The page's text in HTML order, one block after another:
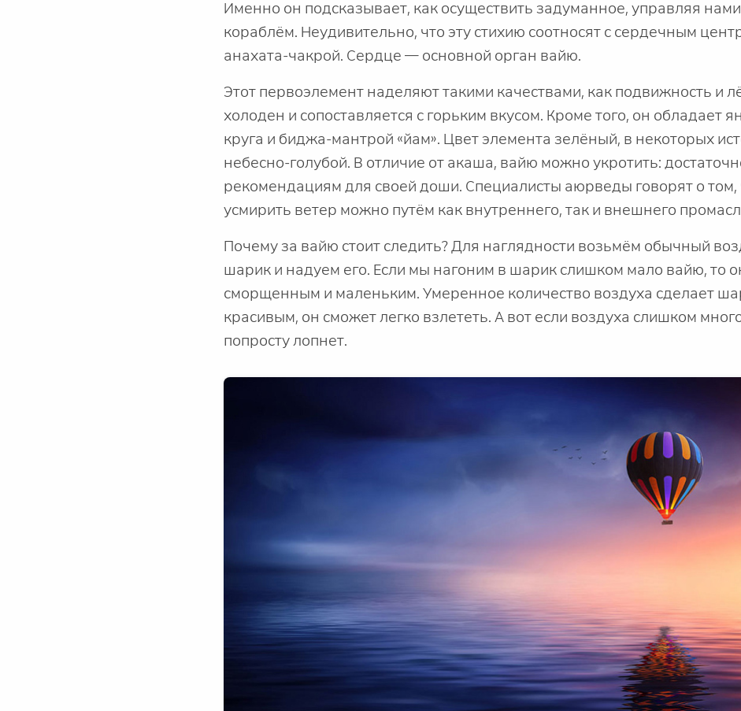
Именно он подсказывает, как осуществить задуманное, управляя
кораблём. Неудивительно, что эту стихию соотносят с сердечным
анахата-чакрой. Сердце — основной орган вайю.
Этот первоэлемент наделяют такими качествами, как подвижность и
холоден и сопоставляется с горьким вкусом. Кроме того, он обладает
круга и биджа-мантрой «йам». Цвет элемента зелёный, в некоторых
небесно-голубой. В отличие от акаша, вайю можно укротить:
рекомендациям для своей доши. Специалисты аюрведы говорят о том,
усмирить ветер можно путём как внутреннего, так и внешнего
Почему за вайю стоит следить? Для наглядности возьмём обычный
шарик и надуем его. Если мы нагоним в шарик слишком мало вайю, то
сморщенным и маленьким. Умеренное количество воздуха сделает
красивым, он сможет легко взлететь. А вот если воздуха слишком
попросту лопнет.